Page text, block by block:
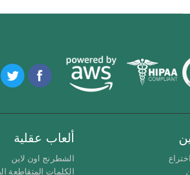
ألعاب عقلية
الشطرنج اون لاين
الكلمات المتقاطعة